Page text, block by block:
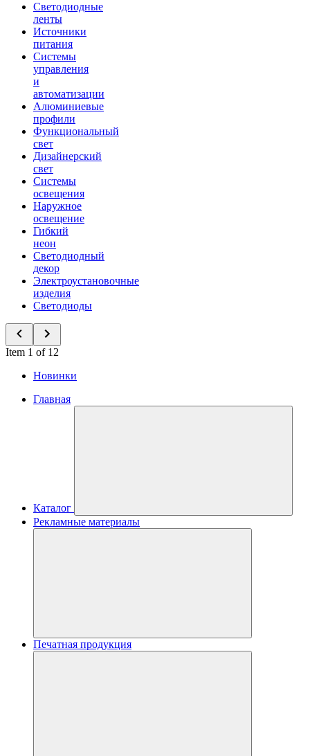
Светодиодные
ленты
Источники
питания
Системы
управления
и
автоматизации
Алюминиевые
профили
Функциональный
свет
Дизайнерский
свет
Системы
освещения
Наружное
освещение
Гибкий
неон
Светодиодный
декор
Электроустановочные
изделия
Светодиоды
Item 1 of 12
Новинки
Главная
Каталог
Рекламные материалы
Печатная продукция